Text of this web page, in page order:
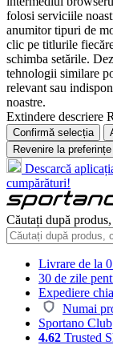
folosi serviciile
anumitor tipuri de
clic pe titlurile
schimba setările.
tehnologii similare
relevant sau
noastre.
Extindere descriere
Confirmă selecția
Revenire la preferințe
Descarcă
cumpărături!
Căutați după
Livrare de la
30 de zile
Expediere
Numai
Sportano Club
4.62 Trusted